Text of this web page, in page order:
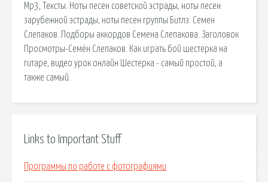
Mp3, Тексты. Ноты песен советской эстрады, ноты песен
зарубежной эстрады, ноты песен группы Битлз. Семен
Слепаков. Подборы аккордов Семена Слепакова. Заголовок
Просмотры-Семён Слепаков. Как играть бой шестерка на
гитаре, видео урок онлайн Шестерка - самый простой, а
также самый.
Links to Important Stuff
Программы по работе с фотографиями